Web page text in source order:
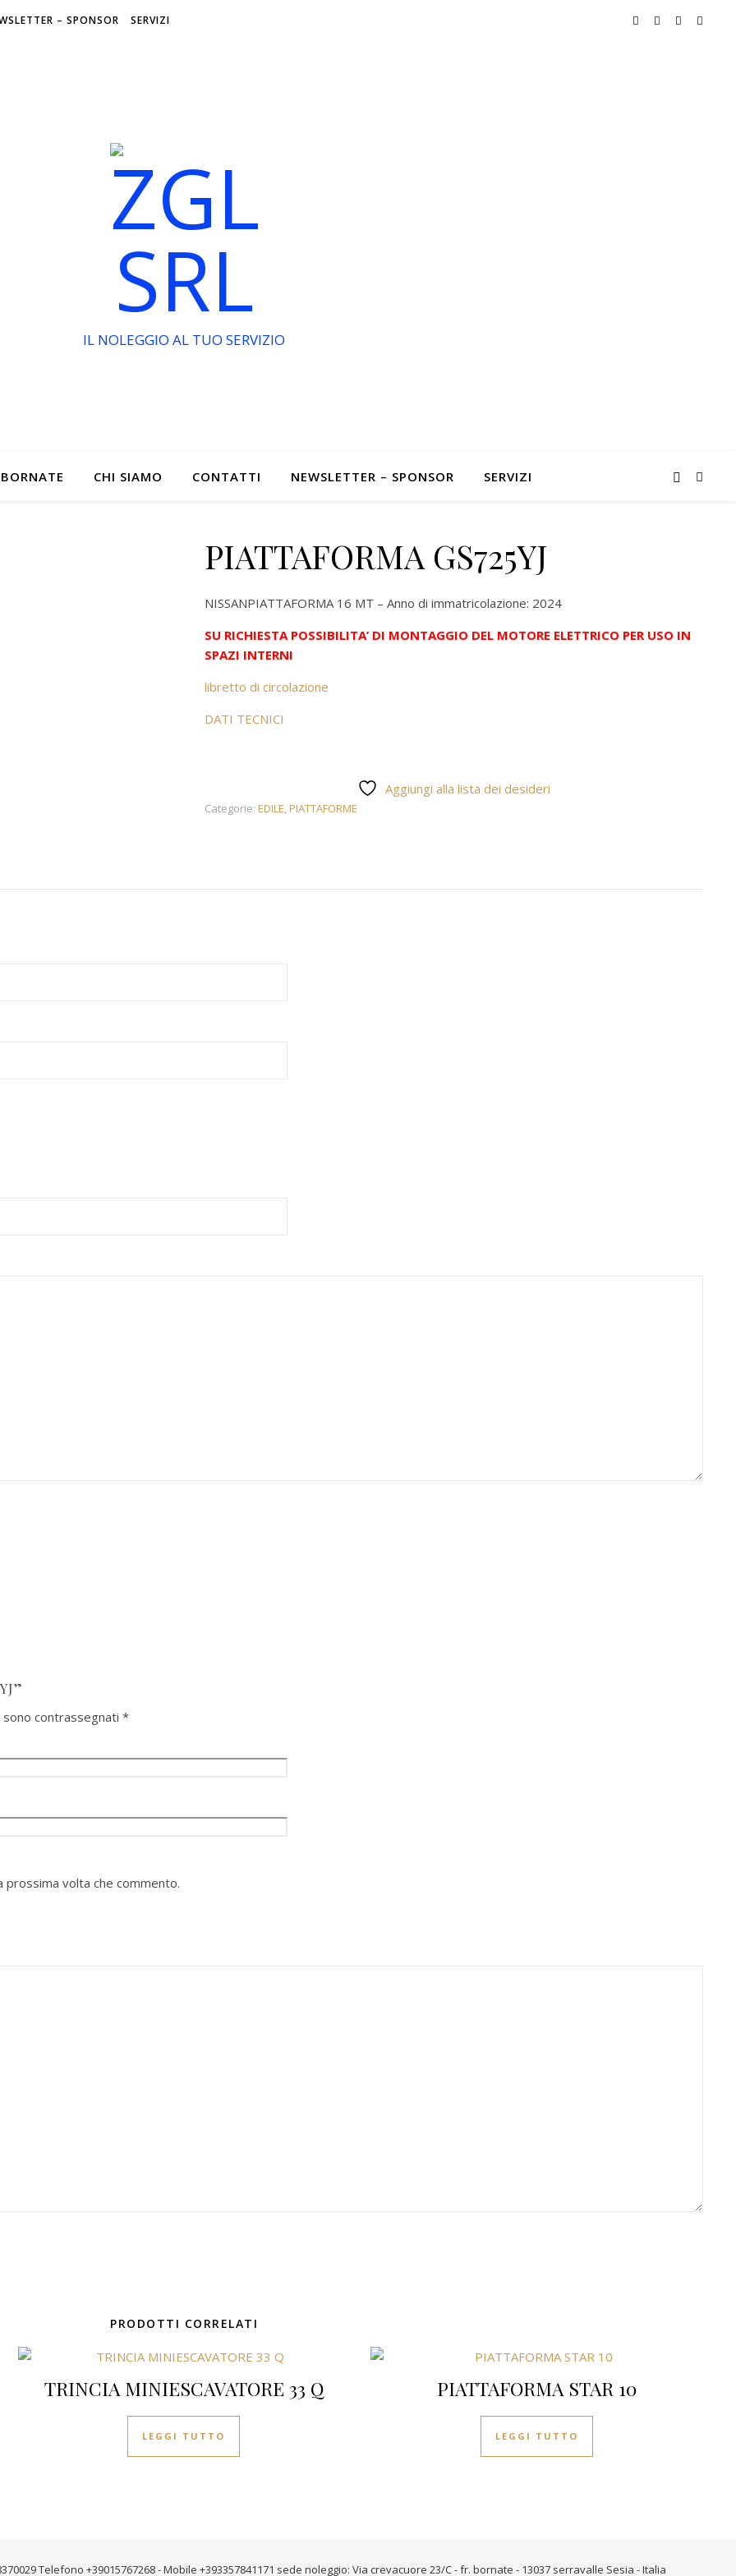
– SPONSOR SERVIZI
IL NOLEGGIO AL TUO SERVIZIO
CHI SIAMO CONTATTI NEWSLETTER – SPONSOR SERVIZI
PIATTAFORMA GS725YJ
NISSANPIATTAFORMA 16 MT – Anno di immatricolazione: 2024
SU RICHIESTA POSSIBILITA’ DI MONTAGGIO DEL MOTORE ELETTRICO PER USO IN
SPAZI INTERNI
libretto di circolazione
DATI TECNICI
Aggiungi alla lista dei desideri
Categorie:EDILE,PIATTAFORME
contrassegnati *
volta che commento.
PRODOTTI CORRELATI
TRINCIA MINIESCAVATORE 33 Q
LEGGI TUTTO
PIATTAFORMA STAR 10
LEGGI TUTTO
Telefono +39015767268 - Mobile +393357841171 sede noleggio: Via crevacuore 23/C - fr. bornate - 13037 serravalle Sesia - Italia